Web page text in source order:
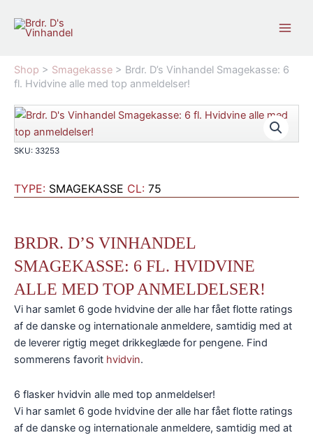
Shop > Smagekasse > Brdr. D’s Vinhandel Smagekasse: 6
fl. Hvidvine alle med top anmeldelser!
SKU: 33253
TYPE: SMAGEKASSE CL: 75
BRDR. D’S VINHANDEL
SMAGEKASSE: 6 FL. HVIDVINE
ALLE MED TOP ANMELDELSER!
Vi har samlet 6 gode hvidvine der alle har fået flotte ratings
af de danske og internationale anmeldere, samtidig med at
de leverer rigtig meget drikkeglæde for pengene. Find
sommerens favorit hvidvin.
6 flasker hvidvin alle med top anmeldelser!
Vi har samlet 6 gode hvidvine der alle har fået flotte ratings
af de danske og internationale anmeldere, samtidig med at